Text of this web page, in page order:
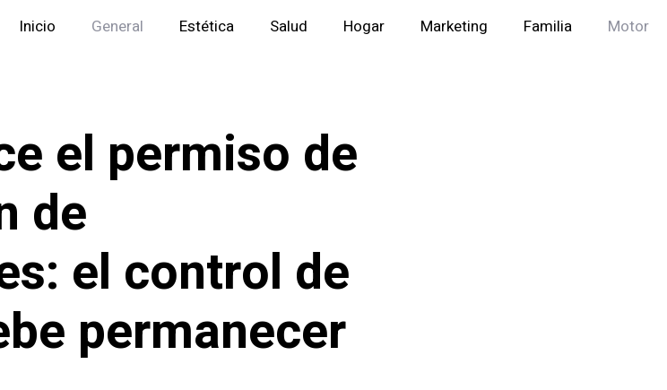
Inicio General Estética Salud Hogar Marketing Familia Motor
el permiso de
de
el control de
permanecer